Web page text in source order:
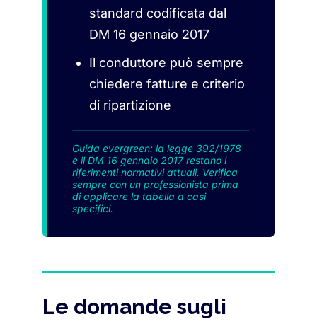
standard codificata dal
DM 16 gennaio 2017
Il conduttore può sempre
chiedere fatture e criterio
di ripartizione
Guida evergreen: la legge 392/1978
e il DM 16 gennaio 2017 restano i
riferimenti normativi attuali. Verifica
sempre con un professionista prima
di applicare la tabella a casi
specifici.
Le domande sugli